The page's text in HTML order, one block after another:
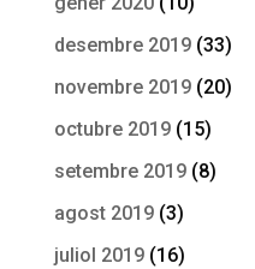
desembre 2019(33)
novembre 2019(20)
octubre 2019(15)
setembre 2019(8)
agost 2019(3)
juliol 2019(16)